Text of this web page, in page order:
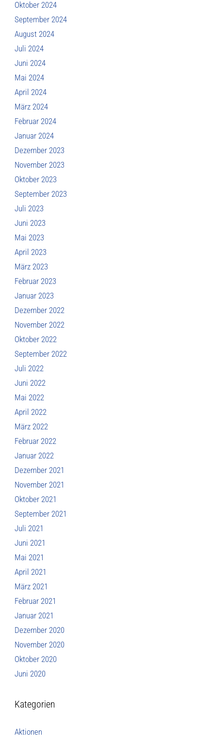
Oktober 2024
September 2024
August 2024
Juli 2024
Juni 2024
Mai 2024
April 2024
März 2024
Februar 2024
Januar 2024
Dezember 2023
November 2023
Oktober 2023
September 2023
Juli 2023
Juni 2023
Mai 2023
April 2023
März 2023
Februar 2023
Januar 2023
Dezember 2022
November 2022
Oktober 2022
September 2022
Juli 2022
Juni 2022
Mai 2022
April 2022
März 2022
Februar 2022
Januar 2022
Dezember 2021
November 2021
Oktober 2021
September 2021
Juli 2021
Juni 2021
Mai 2021
April 2021
März 2021
Februar 2021
Januar 2021
Dezember 2020
November 2020
Oktober 2020
Juni 2020
Kategorien
Aktionen